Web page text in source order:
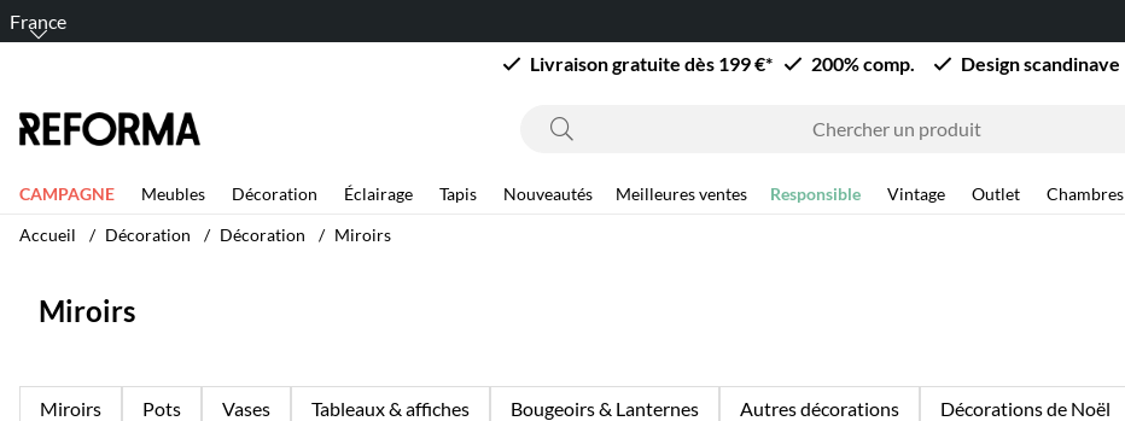
France
Livraison gratuite dès 199 €*
200% comp. Design scandinave
CAMPAGNE Meubles Décoration Éclairage Tapis Nouveautés Meilleures ventes Responsible Vintage Outlet Chambres
Accueil
Décoration Décoration Miroirs
Miroirs
Miroirs Pots Vases Tableaux & affiches Bougeoirs & Lanternes Autres décorations Décorations de Noël